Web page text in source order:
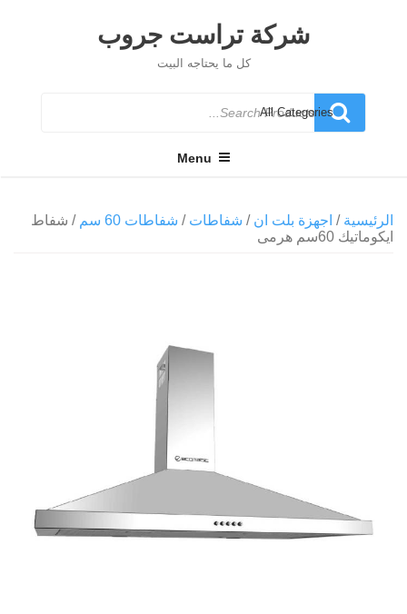
شركة تراست جروب
كل ما يحتاجه البيت
Search
for
Menu
الرئيسية / اجهزة بلت ان / شفاطات / شفاطات 60 سم
/ شفاط
ايكوماتيك 60سم هرمى